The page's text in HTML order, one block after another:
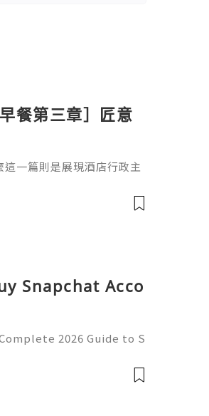
餐第三章］匠意
一篇則是展現酒店行政主
「溫泉卵」利用蛋白與蛋
中慢煮 30-50 分鐘，鎖住
Snapchat Acco
2026 Guide to S
:+1
@usadig